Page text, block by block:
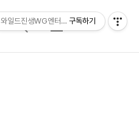
검
메
와일드진생WG엔터테인먼트
구독하기